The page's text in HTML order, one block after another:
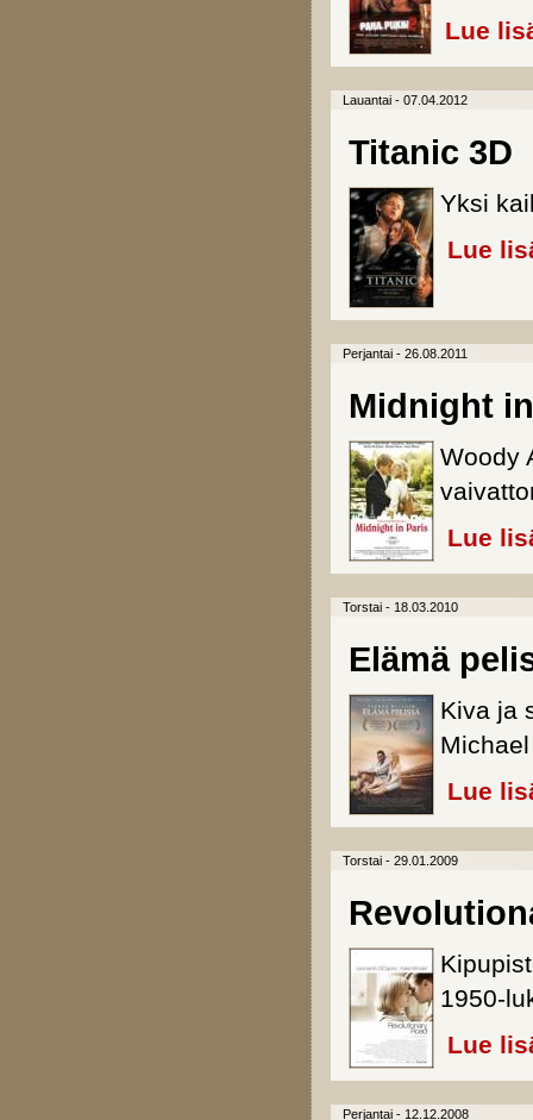
Lue
Lauantai - 07.04.2012
Titanic 3D
Yksi
Lue
Perjantai - 26.08.2011
Midnight
Woody
Lue
Torstai - 18.03.2010
Elämä
Kiva ja
Lue
Torstai - 29.01.2009
1950-
Lue
Perjantai - 12.12.2008